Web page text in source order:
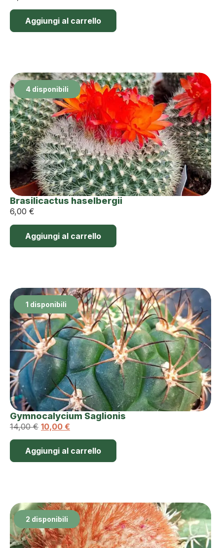
Aggiungi al carrello
4 disponibili
Brasilicactus haselbergii
6,00 €
Aggiungi al carrello
1 disponibili
Gymnocalycium Saglionis
14,00€ 10,00 €
Aggiungi al carrello
2 disponibili